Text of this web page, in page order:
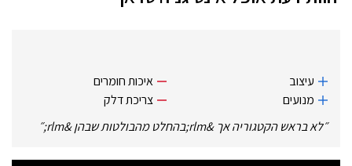
עיצוב
מנועים
איכות חומרים
צריכת דלק
״לא בראש הקטגוריה אך &rlm;בהחלט מהבולטות שבהן &rlm; ״